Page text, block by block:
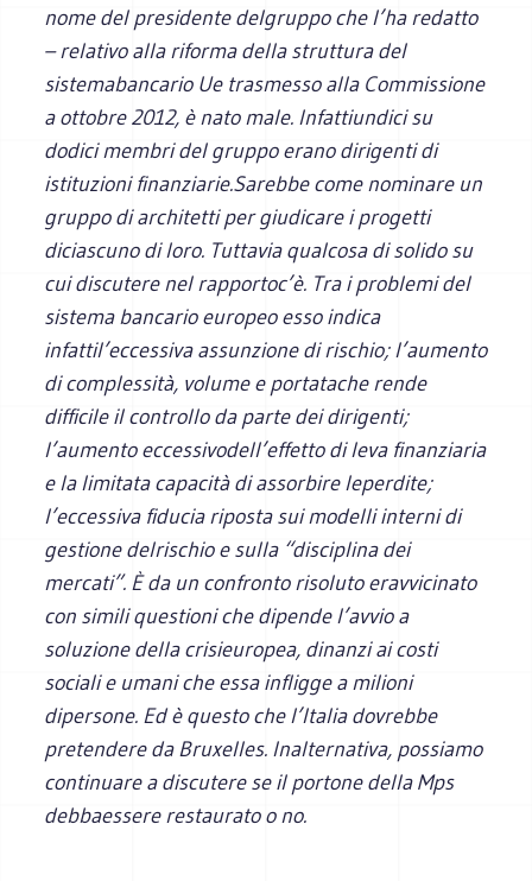
nome del presidente delgruppo che l’ha redatto
– relativo alla riforma della struttura del
sistemabancario Ue trasmesso alla Commissione
a ottobre 2012, è nato male. Infattiundici su
dodici membri del gruppo erano dirigenti di
istituzioni finanziarie.Sarebbe come nominare un
gruppo di architetti per giudicare i progetti
diciascuno di loro. Tuttavia qualcosa di solido su
cui discutere nel rapportoc’è. Tra i problemi del
sistema bancario europeo esso indica
infattil’eccessiva assunzione di rischio; l’aumento
di complessità, volume e portatache rende
difficile il controllo da parte dei dirigenti;
l’aumento eccessivodell’effetto di leva finanziaria
e la limitata capacità di assorbire leperdite;
l’eccessiva fiducia riposta sui modelli interni di
gestione delrischio e sulla “disciplina dei
mercati”. È da un confronto risoluto eravvicinato
con simili questioni che dipende l’avvio a
soluzione della crisieuropea, dinanzi ai costi
sociali e umani che essa infligge a milioni
dipersone. Ed è questo che l’Italia dovrebbe
pretendere da Bruxelles. Inalternativa, possiamo
continuare a discutere se il portone della Mps
debbaessere restaurato o no.